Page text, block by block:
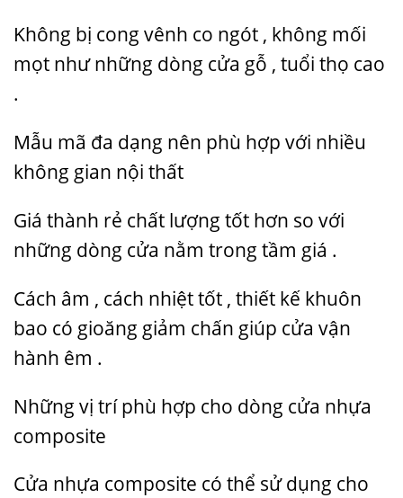
Không bị cong vênh co ngót , không mối
mọt như những dòng cửa gỗ , tuổi thọ cao
.
Mẫu mã đa dạng nên phù hợp với nhiều
không gian nội thất
Giá thành rẻ chất lượng tốt hơn so với
những dòng cửa nằm trong tầm giá .
Cách âm , cách nhiệt tốt , thiết kế khuôn
bao có gioăng giảm chấn giúp cửa vận
hành êm .
Những vị trí phù hợp cho dòng cửa nhựa
composite
Cửa nhựa composite có thể sử dụng cho